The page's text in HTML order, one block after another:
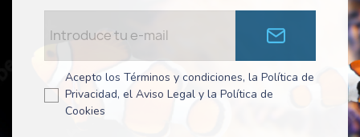
Acepto los Términos y condiciones, la Política de
Privacidad, el Aviso Legal y la Política de
Cookies